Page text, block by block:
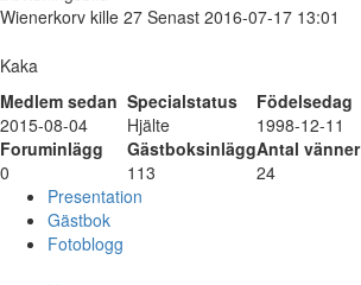
Wienerkorv kille 27 Senast 2016-07-17 13:01
Kaka
Medlem sedan Specialstatus
Födelsedag
2015-08-04
Hjälte
1998-12-11
Foruminlägg
GästboksinläggAntal vänner
0
113
24
Presentation
Gästbok
Fotoblogg